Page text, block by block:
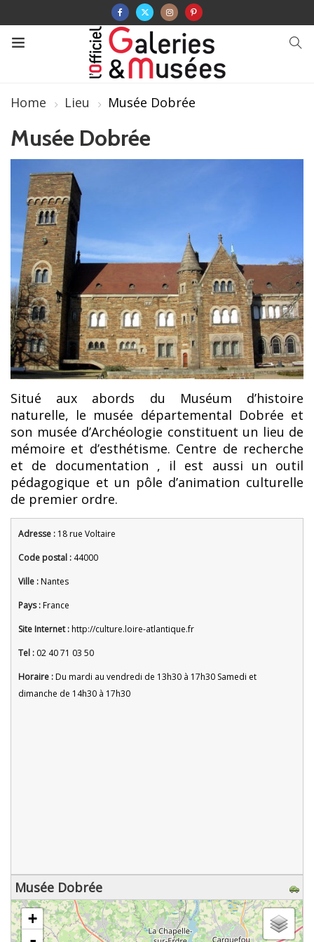
Home Lieu Musée Dobrée
Musée Dobrée
Situé aux abords du Muséum d’histoire
naturelle, le musée départemental Dobrée et
son musée d’Archéologie constituent un lieu de
mémoire et d’esthétisme. Centre de recherche
et de documentation , il est aussi un outil
pédagogique et un pôle d’animation culturelle
de premier ordre.
Adresse : 18 rue Voltaire
Code postal : 44000
Ville :Nantes
Pays :France
Site Internet :http://culture.loire-atlantique.fr
Tel : 02 40 71 03 50
Horaire :Du mardi au vendredi de 13h30 à 17h30 Samedi et
dimanche de 14h30 à 17h30
Musée Dobrée
chargement de la carte - veuillez patienter...
+